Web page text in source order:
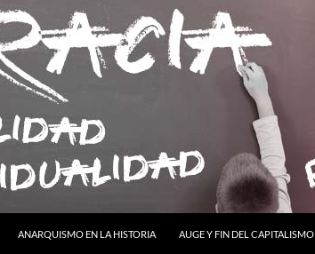
ANARQUISMO EN LA HISTORIA AUGE Y FIN DEL CAPITALISMO